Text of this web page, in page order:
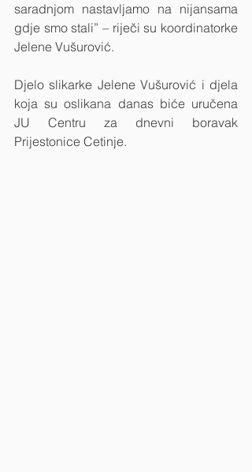
saradnjom nastavljamo na nijansama
gdje smo stali” – riječi su koordinatorke
Jelene Vušurović.
Djelo slikarke Jelene Vušurović i djela
koja su oslikana danas biće uručena
JU Centru za dnevni boravak
Prijestonice Cetinje.